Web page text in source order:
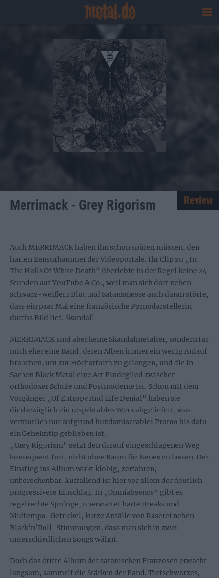
Merrimack - Grey Rigorism Review
Auch MERRIMACK haben ihn schon spüren müssen, den
harten Zensurhammer der Videoportale. Ihr Clip zu „In
The Halls Of White Death“ überlebte in der Regel keine 24
Stunden auf YouTube & Co., weil man sich dort neben
schwarz-weißem Blut und Satansmesse auch daran störte,
dass ein paar Mal eine französische Pornodarstellerin
durchs Bild lief. Skandal!
MERRIMACK sind aber keine Skandalmetaller, sondern für
mich eher eine Band, deren Alben immer ein wenig Anlauf
brauchen, um zur Höchstform zu gelangen, und die in
Sachen Black Metal eine Art Bindeglied zwischen
orthodoxer Schule und Postmoderne ist. Schon mit dem
Vorgänger „Of Entropy And Life Denial“ haben sie
diesbezüglich ein respektables Werk abgeliefert, was
vermutlich nur aufgrund hundsmiserabler Promo bis dato
ein Geheimtip geblieben ist.
„Grey Rigorism“ setzt den darauf eingeschlagenen Weg
konsequent fort, nicht ohne Raum für Neues zu lassen. Der
Einstieg ins Album wirkt klobig, zerfahren,
unberechenbar. Auffallend ist hier vor allem der deutlich
progressivere Einschlag. In „Omniabsence“ gibt es
regelrechte Sprünge, unerwartet harte Breaks und
Midtempo-Gefrickel, kurze Anfälle von Raserei neben
Black’n’Roll-Stimmungen, dass man sich in zwei
unterschiedlichen Songs wähnt.
Doch das dritte Album der satanischen Franzosen erwacht
langsam, sammelt die Stärken der Band. Tiefschwarzes,